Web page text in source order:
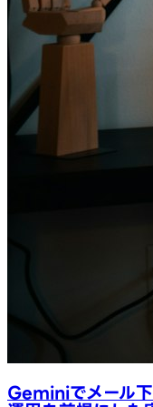
Geminiでメール